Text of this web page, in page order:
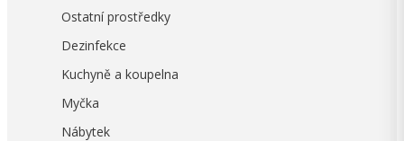
Ostatní prostředky
Dezinfekce
Kuchyně a koupelna
Myčka
Nábytek